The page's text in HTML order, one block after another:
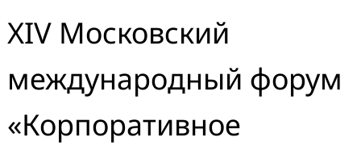
ХIV Московский
международный форум
«Корпоративное